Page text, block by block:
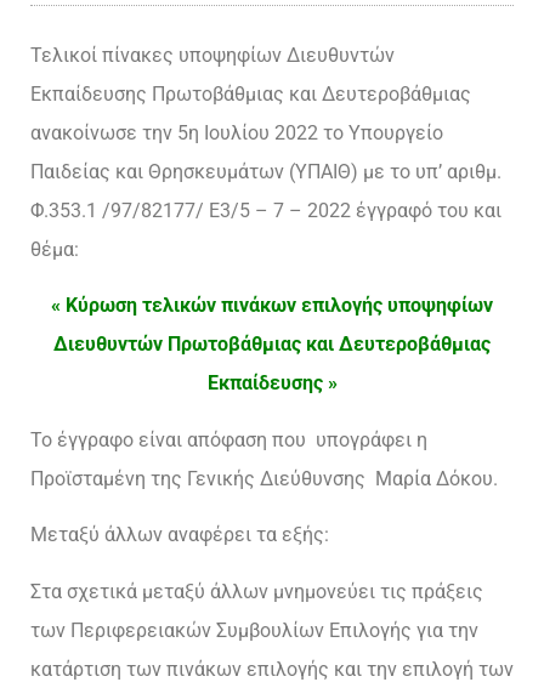
Τελικοί πίνακες υποψηφίων Διευθυντών
Εκπαίδευσης Πρωτοβάθμιας και Δευτεροβάθμιας
ανακοίνωσε την 5η Ιουλίου 2022 το Υπουργείο
Παιδείας και Θρησκευμάτων (ΥΠΑΙΘ) με το υπ’ αριθμ.
Φ.353.1 /97/82177/ Ε3/5 – 7 – 2022 έγγραφό του και
θέμα:
« Κύρωση τελικών πινάκων επιλογής υποψηφίων
Διευθυντών Πρωτοβάθμιας και Δευτεροβάθμιας
Εκπαίδευσης »
Το έγγραφο είναι απόφαση που υπογράφει η
Προϊσταμένη της Γενικής Διεύθυνσης Μαρία Δόκου.
Μεταξύ άλλων αναφέρει τα εξής:
Στα σχετικά μεταξύ άλλων μνημονεύει τις πράξεις
των Περιφερειακών Συμβουλίων Επιλογής για την
κατάρτιση των πινάκων επιλογής και την επιλογή των